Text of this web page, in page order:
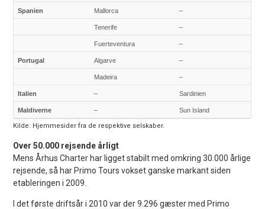
Spanien Mallorca –
Tenerife –
Fuerteventura –
Portugal Algarve –
Madeira –
Italien – Sardinien
Maldiverne – Sun Island
Kilde: Hjemmesider fra de respektive selskaber.
Over 50.000 rejsende årligt
Mens Århus Charter har ligget stabilt med omkring 30.000 årlige
rejsende, så har Primo Tours vokset ganske markant siden
etableringen i 2009.
I det første driftsår i 2010 var der 9.296 gæster med Primo